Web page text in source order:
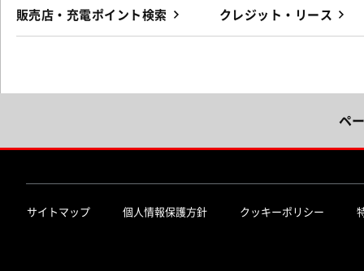
販売店・充電ポイント検索 クレジット・リース
ペ
サイトマップ 個人情報保護方針 クッキーポリシー